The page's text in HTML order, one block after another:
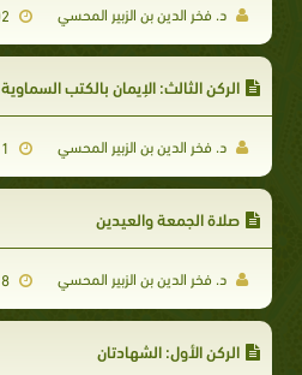
د. فخر الدين بن الزبير المحسي
الركن الثالث: الإيمان بالكتب السماوية
د. فخر الدين بن الزبير المحسي
صلاة الجمعة والعيدين
د. فخر الدين بن الزبير المحسي
الركن الأول: الشهادتان